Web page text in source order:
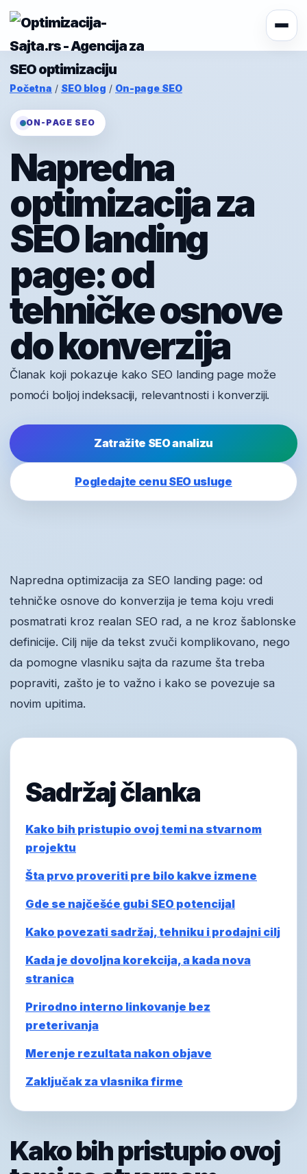
Početna / SEO blog / On-page SEO
ON-PAGE SEO
Napredna
optimizacija za
SEO landing
page: od
tehničke osnove
do konverzija
Članak koji pokazuje kako SEO landing page može
pomoći boljoj indeksaciji, relevantnosti i konverziji.
Zatražite SEO analizu
Pogledajte cenu SEO usluge
Napredna optimizacija za SEO landing page: od
tehničke osnove do konverzija je tema koju vredi
posmatrati kroz realan SEO rad, a ne kroz šablonske
definicije. Cilj nije da tekst zvuči komplikovano, nego
da pomogne vlasniku sajta da razume šta treba
popraviti, zašto je to važno i kako se povezuje sa
novim upitima.
Sadržaj članka
Kako bih pristupio ovoj temi na stvarnom
projektu
Šta prvo proveriti pre bilo kakve izmene
Gde se najčešće gubi SEO potencijal
Kako povezati sadržaj, tehniku i prodajni cilj
Kada je dovoljna korekcija, a kada nova
stranica
Prirodno interno linkovanje bez
preterivanja
Merenje rezultata nakon objave
Zaključak za vlasnika firme
Kako bih pristupio ovoj